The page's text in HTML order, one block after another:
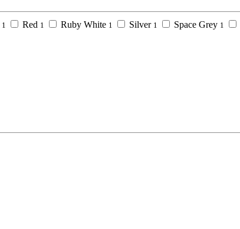
1 Red 1 Ruby White 1 Silver 1 Space Grey 1